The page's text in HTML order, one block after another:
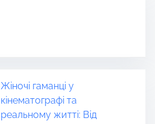
Жіночі гаманці у
кінематографі та
реальному житті: Від